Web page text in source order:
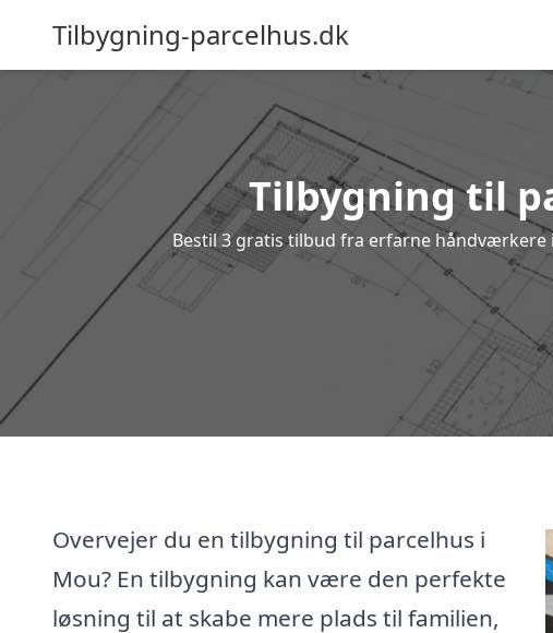
Tilbygning-parcelhus.dk
Tilbygning til
Bestil 3 gratis tilbud fra erfarne
Overvejer du en tilbygning til parcelhus i
Mou? En tilbygning kan være den perfekte
løsning til at skabe mere plads til familien,